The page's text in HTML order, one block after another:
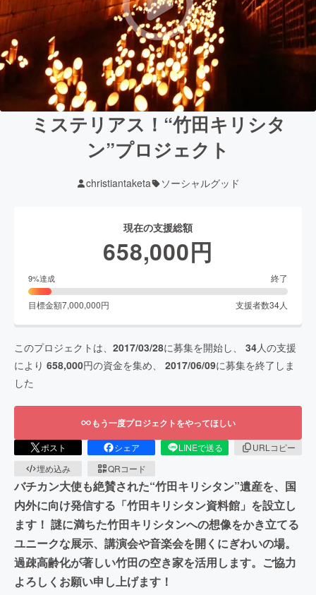
ミステリアス！“竹田キリシタ
ン”プロジェクト
christiantaketa ソーシャルグッド
現在の支援総額
658,000円
9%達成 終了
目標金額7,000,000円 支援者数34人
このプロジェクトは、 2017/03/28に募集を開始し、 34人の支援
により 658,000円の資金を集め、 2017/06/09に募集を終了しま
した
もう一度プロジェクトをやってほしい
ポスト シェア LINEで送る
URLコピー
埋め込み
QRコード
バチカン大使も絶賛された“竹田キリシタン”遺産を、国
内外に向け発信する「竹田キリシタン資料館」を設立し
ます！ 謎に満ちた竹田キリシタンへの想像をかき立てる
ユニークな展示、講演会や音楽会を開くにぎわいの場。
過疎高齢化が著しい竹田の空き家を活用します。ご協力
よろしくお願い申し上げます！